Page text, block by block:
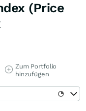
(Price
Zum Portfolio
hinzufügen